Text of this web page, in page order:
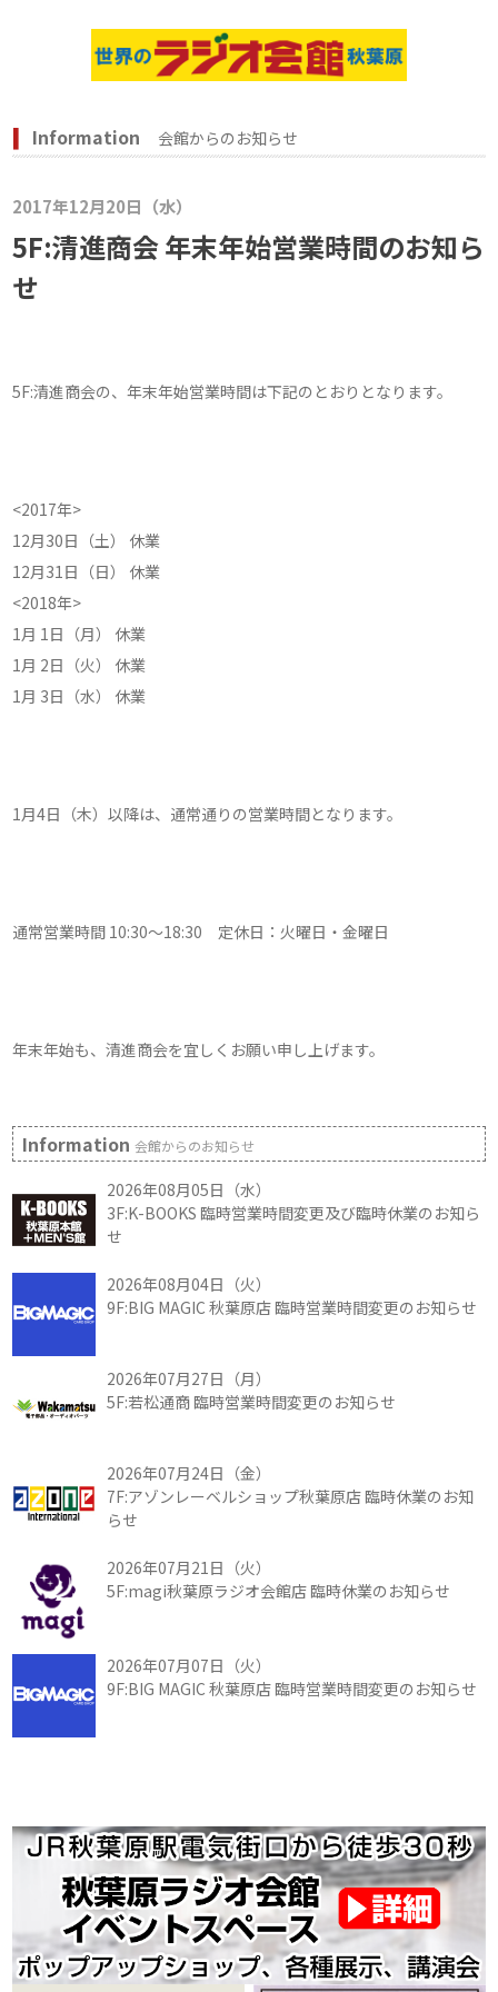
Information 会館からのお知らせ
2017年12月20日（水）
5F:清進商会 年末年始営業時間のお知ら
せ
5F:清進商会の、年末年始営業時間は下記のとおりとなります。
<2017年>
12月30日（土） 休業
12月31日（日） 休業
<2018年>
1月 1日（月） 休業
1月 2日（火） 休業
1月 3日（水） 休業
1月4日（木）以降は、通常通りの営業時間となります。
通常営業時間 10:30～18:30 定休日：火曜日・金曜日
年末年始も、清進商会を宜しくお願い申し上げます。
Information会館からのお知らせ
2026年08月05日（水）
3F:K-BOOKS 臨時営業時間変更及び臨時休業のお知ら
せ
2026年08月04日（火）
9F:BIG MAGIC 秋葉原店 臨時営業時間変更のお知らせ
2026年07月27日（月）
5F:若松通商 臨時営業時間変更のお知らせ
2026年07月24日（金）
7F:アゾンレーベルショップ秋葉原店 臨時休業のお知
らせ
2026年07月21日（火）
5F:magi秋葉原ラジオ会館店 臨時休業のお知らせ
2026年07月07日（火）
9F:BIG MAGIC 秋葉原店 臨時営業時間変更のお知らせ